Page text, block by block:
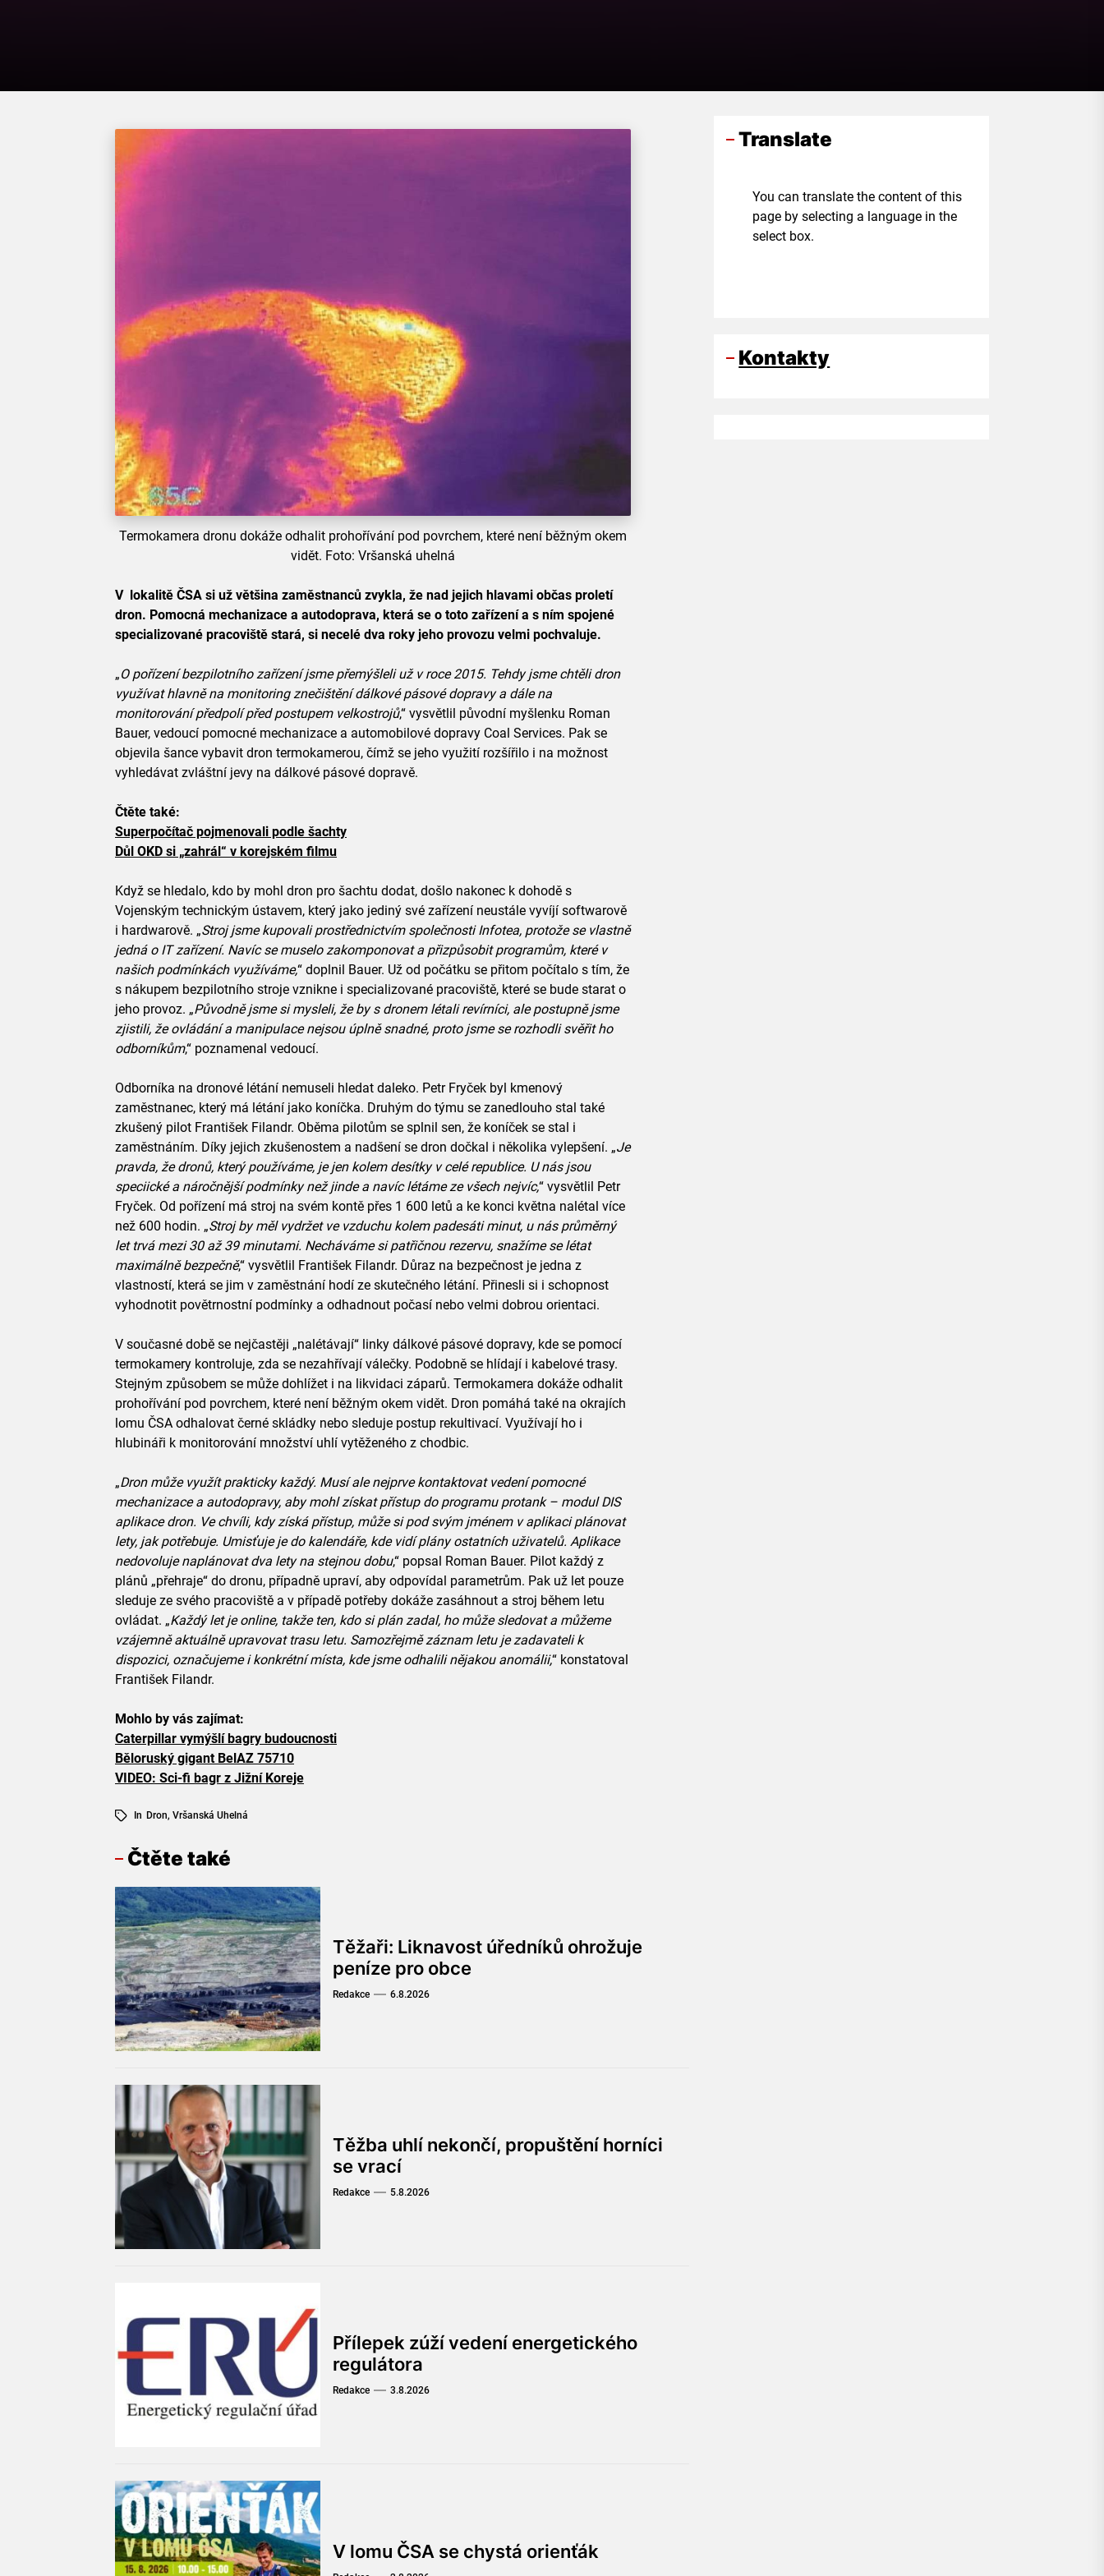
Termokamera dronu dokáže odhalit prohořívání pod povrchem, které není běžným okem
vidět. Foto: Vršanská uhelná
V lokalitě ČSA si už většina zaměstnanců zvykla, že nad jejich hlavami občas proletí
dron. Pomocná mechanizace a autodoprava, která se o toto zařízení a s ním spojené
specializované pracoviště stará, si necelé dva roky jeho provozu velmi pochvaluje.
„O pořízení bezpilotního zařízení jsme přemýšleli už v roce 2015. Tehdy jsme chtěli dron
využívat hlavně na monitoring znečištění dálkové pásové dopravy a dále na
monitorování předpolí před postupem velkostrojů,“ vysvětlil původní myšlenku Roman
Bauer, vedoucí pomocné mechanizace a automobilové dopravy Coal Services. Pak se
objevila šance vybavit dron termokamerou, čímž se jeho využití rozšířilo i na možnost
vyhledávat zvláštní jevy na dálkové pásové dopravě.
Čtěte také:
Superpočítač pojmenovali podle šachty
Důl OKD si „zahrál“ v korejském filmu
Když se hledalo, kdo by mohl dron pro šachtu dodat, došlo nakonec k dohodě s
Vojenským technickým ústavem, který jako jediný své zařízení neustále vyvíjí softwarově
i hardwarově. „Stroj jsme kupovali prostřednictvím společnosti Infotea, protože se vlastně
jedná o IT zařízení. Navíc se muselo zakomponovat a přizpůsobit programům, které v
našich podmínkách využíváme,“ doplnil Bauer. Už od počátku se přitom počítalo s tím, že
s nákupem bezpilotního stroje vznikne i specializované pracoviště, které se bude starat o
jeho provoz. „Původně jsme si mysleli, že by s dronem létali revírníci, ale postupně jsme
zjistili, že ovládání a manipulace nejsou úplně snadné, proto jsme se rozhodli svěřit ho
odborníkům,“ poznamenal vedoucí.
Odborníka na dronové létání nemuseli hledat daleko. Petr Fryček byl kmenový
zaměstnanec, který má létání jako koníčka. Druhým do týmu se zanedlouho stal také
zkušený pilot František Filandr. Oběma pilotům se splnil sen, že koníček se stal i
zaměstnáním. Díky jejich zkušenostem a nadšení se dron dočkal i několika vylepšení. „Je
pravda, že dronů, který používáme, je jen kolem desítky v celé republice. U nás jsou
speciické a náročnější podmínky než jinde a navíc létáme ze všech nejvíc,“ vysvětlil Petr
Fryček. Od pořízení má stroj na svém kontě přes 1 600 letů a ke konci května nalétal více
než 600 hodin. „Stroj by měl vydržet ve vzduchu kolem padesáti minut, u nás průměrný
let trvá mezi 30 až 39 minutami. Necháváme si patřičnou rezervu, snažíme se létat
maximálně bezpečně,“ vysvětlil František Filandr. Důraz na bezpečnost je jedna z
vlastností, která se jim v zaměstnání hodí ze skutečného létání. Přinesli si i schopnost
vyhodnotit povětrnostní podmínky a odhadnout počasí nebo velmi dobrou orientaci.
V současné době se nejčastěji „nalétávají“ linky dálkové pásové dopravy, kde se pomocí
termokamery kontroluje, zda se nezahřívají válečky. Podobně se hlídají i kabelové trasy.
Stejným způsobem se může dohlížet i na likvidaci záparů. Termokamera dokáže odhalit
prohořívání pod povrchem, které není běžným okem vidět. Dron pomáhá také na okrajích
lomu ČSA odhalovat černé skládky nebo sleduje postup rekultivací. Využívají ho i
hlubináři k monitorování množství uhlí vytěženého z chodbic.
„Dron může využít prakticky každý. Musí ale nejprve kontaktovat vedení pomocné
mechanizace a autodopravy, aby mohl získat přístup do programu protank – modul DIS
aplikace dron. Ve chvíli, kdy získá přístup, může si pod svým jménem v aplikaci plánovat
lety, jak potřebuje. Umisťuje je do kalendáře, kde vidí plány ostatních uživatelů. Aplikace
nedovoluje naplánovat dva lety na stejnou dobu,“ popsal Roman Bauer. Pilot každý z
plánů „přehraje“ do dronu, případně upraví, aby odpovídal parametrům. Pak už let pouze
sleduje ze svého pracoviště a v případě potřeby dokáže zasáhnout a stroj během letu
ovládat. „Každý let je online, takže ten, kdo si plán zadal, ho může sledovat a můžeme
vzájemně aktuálně upravovat trasu letu. Samozřejmě záznam letu je zadavateli k
dispozici, označujeme i konkrétní místa, kde jsme odhalili nějakou anomálii,“ konstatoval
František Filandr.
Mohlo by vás zajímat:
Caterpillar vymýšlí bagry budoucnosti
Běloruský gigant BelAZ 75710
VIDEO: Sci-fi bagr z Jižní Koreje
In Dron, Vršanská Uhelná
Čtěte také
Těžaři: Liknavost úředníků ohrožuje
peníze pro obce
Redakce 6.8.2026
Těžba uhlí nekončí, propuštění horníci
se vrací
Redakce 5.8.2026
Přílepek zúží vedení energetického
regulátora
Redakce 3.8.2026
V lomu ČSA se chystá orienťák
Translate
You can translate the content of this
page by selecting a language in the
select box.
Kontakty